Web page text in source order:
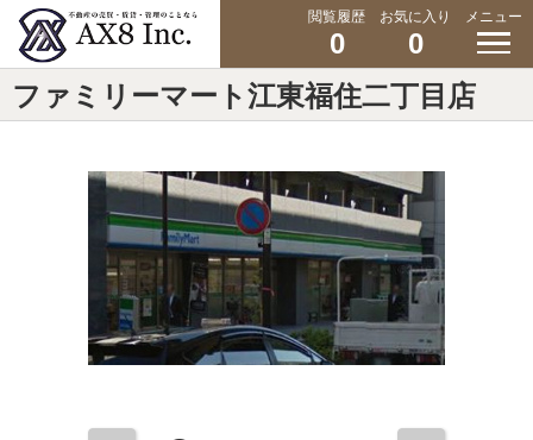
閲覧履歴
0
お気に入り
0
メニュー
ファミリーマート江東福住二丁目店